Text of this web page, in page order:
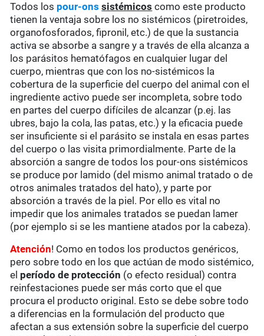
Todos los pour-ons sistémicos como este producto
tienen la ventaja sobre los no sistémicos (piretroides,
organofosforados, fipronil, etc.) de que la sustancia
activa se absorbe a sangre y a través de ella alcanza a
los parásitos hematófagos en cualquier lugar del
cuerpo, mientras que con los no-sistémicos la
cobertura de la superficie del cuerpo del animal con el
ingrediente activo puede ser incompleta, sobre todo
en partes del cuerpo difíciles de alcanzar (p.ej. las
ubres, bajo la cola, las patas, etc.) y la eficacia puede
ser insuficiente si el parásito se instala en esas partes
del cuerpo o las visita primordialmente. Parte de la
absorción a sangre de todos los pour-ons sistémicos
se produce por lamido (del mismo animal tratado o de
otros animales tratados del hato), y parte por
absorción a través de la piel. Por ello es vital no
impedir que los animales tratados se puedan lamer
(por ejemplo si se les mantiene atados por la cabeza).
Atención! Como en todos los productos genéricos,
pero sobre todo en los que actúan de modo sistémico,
el período de protección (o efecto residual) contra
reinfestaciones puede ser más corto que el que
procura el producto original. Esto se debe sobre todo
a diferencias en la formulación del producto que
afectan a sus extensión sobre la superficie del cuerpo